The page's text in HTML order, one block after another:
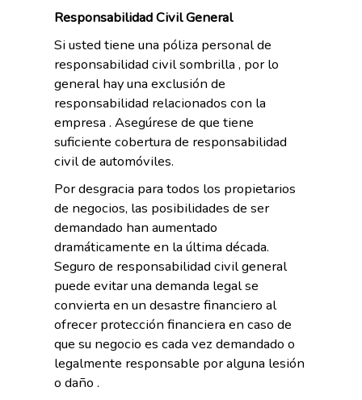
Responsabilidad Civil General
Si usted tiene una póliza personal de
responsabilidad civil sombrilla , por lo
general hay una exclusión de
responsabilidad relacionados con la
empresa . Asegúrese de que tiene
suficiente cobertura de responsabilidad
civil de automóviles.
Por desgracia para todos los propietarios
de negocios, las posibilidades de ser
demandado han aumentado
dramáticamente en la última década.
Seguro de responsabilidad civil general
puede evitar una demanda legal se
convierta en un desastre financiero al
ofrecer protección financiera en caso de
que su negocio es cada vez demandado o
legalmente responsable por alguna lesión
o daño .